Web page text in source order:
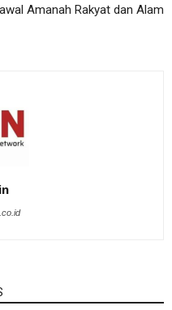
Amanah Rakyat dan Alam